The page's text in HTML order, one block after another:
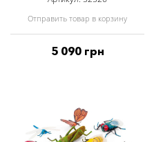
Отправить товар в корзину
5 090 грн